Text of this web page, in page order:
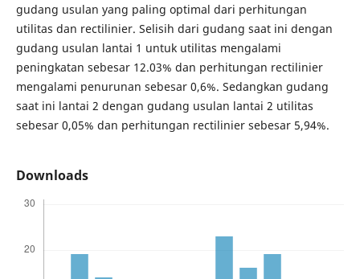
gudang usulan yang paling optimal dari perhitungan
utilitas dan rectilinier. Selisih dari gudang saat ini dengan
gudang usulan lantai 1 untuk utilitas mengalami
peningkatan sebesar 12.03% dan perhitungan rectilinier
mengalami penurunan sebesar 0,6%. Sedangkan gudang
saat ini lantai 2 dengan gudang usulan lantai 2 utilitas
sebesar 0,05% dan perhitungan rectilinier sebesar 5,94%.
Downloads